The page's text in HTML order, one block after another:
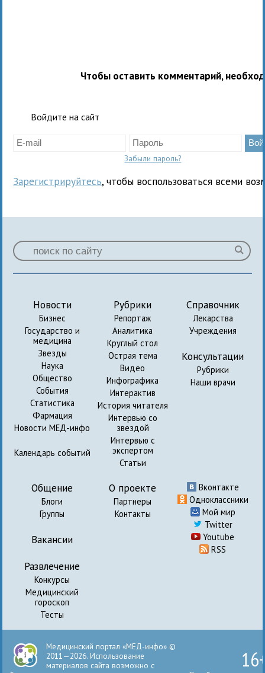
Чтобы оставить комментарий,
Войдите на сайт
Забыли пароль?
Зарегистрируйтесь, чтобы воспользоваться всеми
Новости
Бизнес
Государство и
медицина
Звезды
Наука
Общество
События
Статистика
Фармация
Новости МЕД-инфо
Календарь событий
Рубрики
Репортаж
Аналитика
Круглый стол
Острая тема
Видео
Инфографика
Интерактив
История читателя
Интервью со
звездой
Интервью с
экспертом
Статьи
Справочник
Лекарства
Учреждения
Консультации
Рубрики
Наши врачи
Общение
Блоги
Группы
Вакансии
Развлечение
Конкурсы
Медицинский
гороскоп
Тесты
О проекте
Партнеры
Контакты
Вконтакте
Одноклассники
Мой мир
Twitter
Youtube
RSS
Медицинский портал «МЕД-инфо» ©
2011—2026. Использование
материалов сайта возможно с